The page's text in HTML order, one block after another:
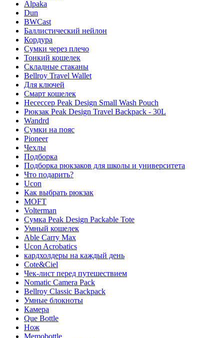
Alpaka
Dun
BWCast
Баллистический нейлон
Кордура
Сумки через плечо
Тонкий кошелек
Складные стаканы
Bellroy Travel Wallet
Для ключей
Смарт кошелек
Несессер Peak Design Small Wash Pouch
Рюкзак Peak Design Travel Backpack - 30L
Wandrd
Сумки на пояс
Pioneer
Чехлы
Подборка
Подборка рюкзаков для школы и университета
Что подарить?
Ucon
Как выбрать рюкзак
MOFT
Volterman
Сумка Peak Design Packable Tote
Умный кошелек
Able Carry Max
Ucon Acrobatics
кардхолдеры на каждый день
Cote&Ciel
Чек-лист перед путешествием
Nomatic Camera Pack
Bellroy Classic Backpack
Умные блокноты
Камера
Que Bottle
Нож